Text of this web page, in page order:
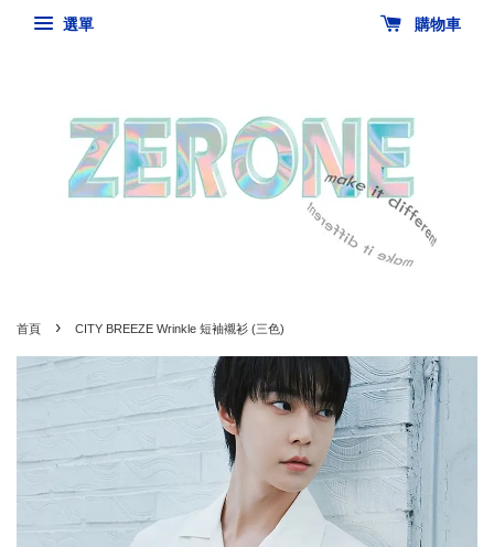
選單 購物車
首頁 › CITY BREEZE Wrinkle 短袖襯衫 (三色)